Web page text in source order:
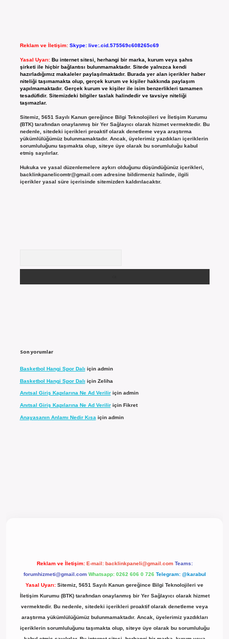
Reklam ve İletişim: Skype: live:.cid.575569c608265c69
Yasal Uyarı: Bu internet sitesi, herhangi bir marka, kurum veya şahıs
şirketi ile hiçbir bağlantısı bulunmamaktadır. Sitede yalnızca kendi
hazırladığımız makaleler paylaşılmaktadır. Burada yer alan içerikler haber
niteliği taşımamakta olup, gerçek kurum ve kişiler hakkında paylaşım
yapılmamaktadır. Gerçek kurum ve kişiler ile isim benzerlikleri tamamen
tesadüfidir. Sitemizdeki bilgiler taslak halindedir ve tavsiye niteliği
taşımazlar.
Sitemiz, 5651 Sayılı Kanun gereğince Bilgi Teknolojileri ve İletişim Kurumu
(BTK) tarafından onaylanmış bir Yer Sağlayıcı olarak hizmet vermektedir. Bu
nedenle, sitedeki içerikleri proaktif olarak denetleme veya araştırma
yükümlülüğümüz bulunmamaktadır. Ancak, üyelerimiz yazdıkları içeriklerin
sorumluluğunu taşımakta olup, siteye üye olarak bu sorumluluğu kabul
etmiş sayılırlar.
Hukuka ve yasal düzenlemelere aykırı olduğunu düşündüğünüz içerikleri,
backlinkpanelicomtr@gmail.comadresine bildirmeniz halinde, ilgili
içerikler yasal süre içerisinde sitemizden kaldırılacaktır.
Son yorumlar
Basketbol Hangi Spor Dalı için admin
Basketbol Hangi Spor Dalı için Zeliha
Anıtsal Giriş Kapılarına Ne Ad Veriliriçin admin
Anıtsal Giriş Kapılarına Ne Ad Veriliriçin Fikret
Anayasanın Anlamı Nedir Kısa için admin
Reklam ve İletişim: E-mail: backlinkpaneli@gmail.com Teams:
forumhizmeti@gmail.com Whatsapp: 0262 606 0 726 Telegram: @karabul
Yasal Uyarı: Sitemiz, 5651 Sayılı Kanun gereğince Bilgi Teknolojileri ve
İletişim Kurumu (BTK) tarafından onaylanmış bir Yer Sağlayıcı olarak hizmet
vermektedir. Bu nedenle, sitedeki içerikleri proaktif olarak denetleme veya
araştırma yükümlülüğümüz bulunmamaktadır. Ancak, üyelerimiz yazdıkları
içeriklerin sorumluluğunu taşımakta olup, siteye üye olarak bu sorumluluğu